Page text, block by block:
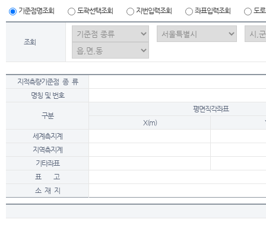
기준점명조회 도곽선택조회 지번입력조회 좌표입력조회 도
조회
지적측량기준점 종 류
명칭 및 번호
구분
평면직각좌표
X(m)
세계측지계
지역측지계
기타좌표
표 고
소 재 지